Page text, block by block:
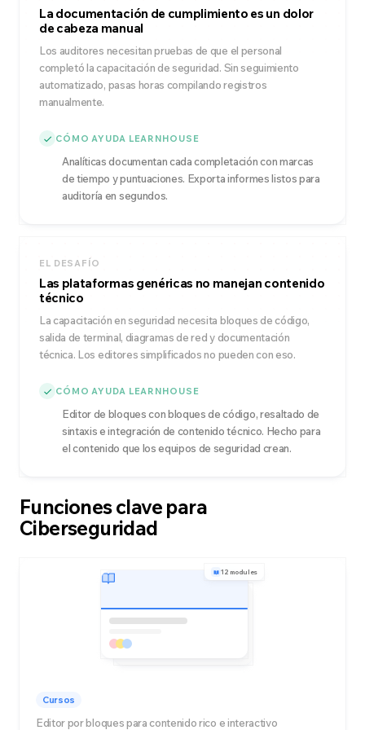
La documentación de cumplimiento es un dolor
de cabeza manual
Los auditores necesitan pruebas de que el personal
completó la capacitación de seguridad. Sin seguimiento
automatizado, pasas horas compilando registros
manualmente.
CÓMO AYUDA LEARNHOUSE
Analíticas documentan cada completación con marcas
de tiempo y puntuaciones. Exporta informes listos para
auditoría en segundos.
EL DESAFÍO
Las plataformas genéricas no manejan contenido
técnico
La capacitación en seguridad necesita bloques de código,
salida de terminal, diagramas de red y documentación
técnica. Los editores simplificados no pueden con eso.
CÓMO AYUDA LEARNHOUSE
Editor de bloques con bloques de código, resaltado de
sintaxis e integración de contenido técnico. Hecho para
el contenido que los equipos de seguridad crean.
Funciones clave para
Ciberseguridad
12 modules
Cursos
Editor por bloques para contenido rico e interactivo